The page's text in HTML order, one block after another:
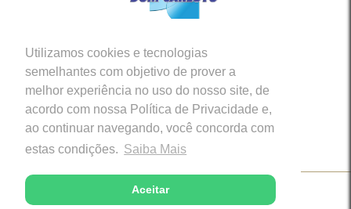
Utilizamos cookies e tecnologias
semelhantes com objetivo de prover a
melhor experiência no uso do nosso site, de
acordo com nossa Política de Privacidade e,
ao continuar navegando, você concorda com
estas condições. Saiba Mais
Aceitar
Siga-nos em nossas Redes Sociais
Copyright © 2026 - Diocese de Caratinga (MG)